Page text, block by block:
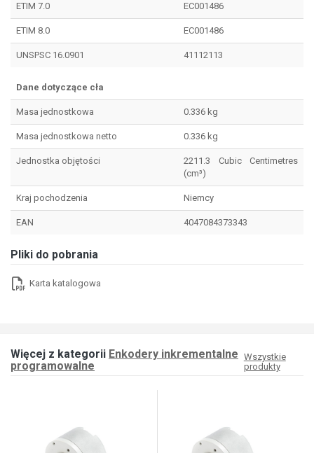
ETIM 7.0 EC001486
ETIM 8.0 EC001486
UNSPSC 16.0901 41112113
Dane dotyczące cła
Masa jednostkowa 0.336 kg
Masa jednostkowa netto 0.336 kg
Jednostka objętości
2211.3 Cubic Centimetres
(cm³)
Kraj pochodzenia Niemcy
EAN 4047084373343
Pliki do pobrania
Karta katalogowa
Więcej z kategorii Enkodery inkrementalne
programowalne
Wszystkie
produkty